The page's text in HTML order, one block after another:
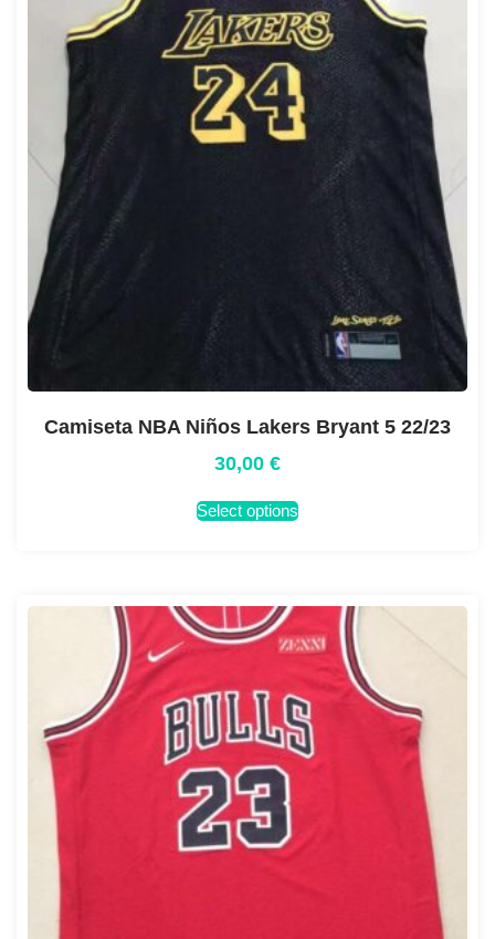
Camiseta NBA Niños Lakers Bryant 5 22/23
30,00 €
Select options